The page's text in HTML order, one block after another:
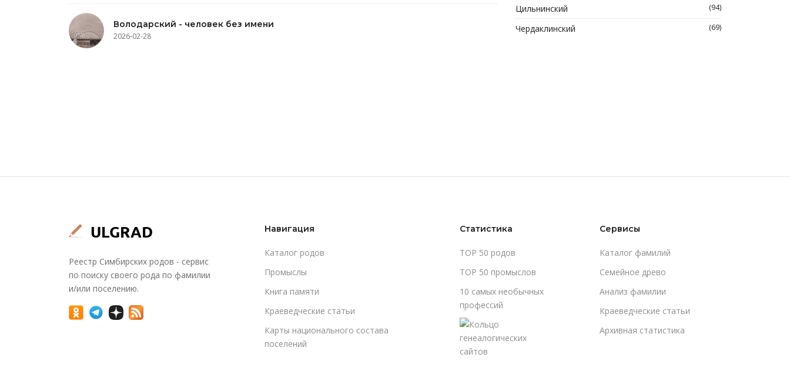
Володарский - человек без имени
2026-02-28
Цильнинский (94)
Чердаклинский (69)
Реестр Симбирских родов - сервис
по поиску своего рода по фамилии
и/или поселению.
Навигация
Каталог родов
Промыслы
Книга памяти
Краеведческие статьи
Карты национального состава
поселений
Статистика
TOP 50 родов
TOP 50 промыслов
10 самых необычных
профессий
Сервисы
Каталог фамилий
Cемейное древо
Анализ фамилии
Краеведческие статьи
Архивная статистика